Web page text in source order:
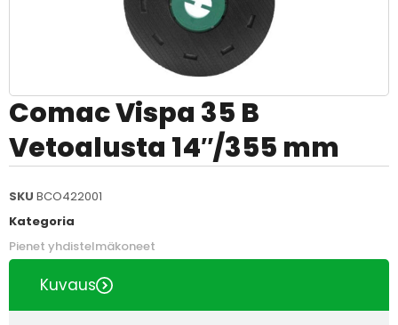
Comac Vispa 35 B
Vetoalusta 14″/355 mm
SKU BCO422001
Kategoria
Pienet yhdistelmäkoneet
Kuvaus